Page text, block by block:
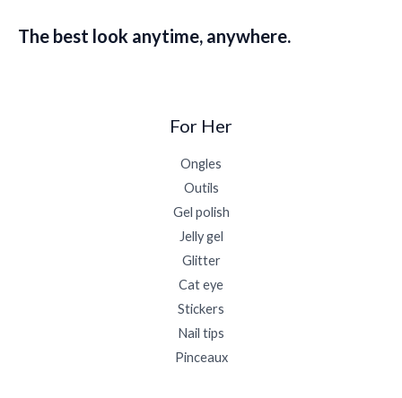
The best look anytime, anywhere.
For Her
Ongles
Outils
Gel polish
Jelly gel
Glitter
Cat eye
Stickers
Nail tips
Pinceaux